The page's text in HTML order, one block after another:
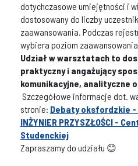
dotychczasowe umiejętności i
dostosowany do liczby
zaawansowania. Podczas
wybiera poziom
Udział w warsztatach to
praktyczny i angażujący
komunikacyjne, analityczne
Szczegółowe informacje dot.
stronie: Debaty oksfordzkie
INŻYNIER PRZYSZŁOŚCI -
Studenckiej
Zapraszamy do udziału 😊